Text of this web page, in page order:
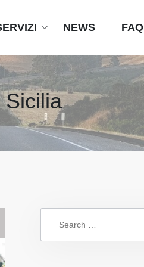
NEWS FAQ
Sicilia